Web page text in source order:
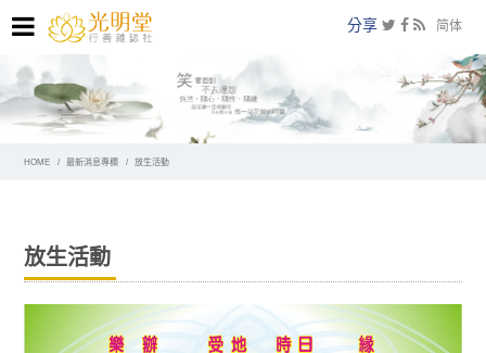
简体
分享
HOME 最新消息專欄 放生活動
放生活動